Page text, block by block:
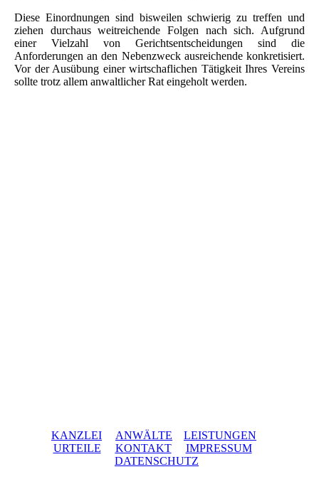
Diese Einordnungen sind bisweilen schwierig zu treffen und
ziehen durchaus weitreichende Folgen nach sich. Aufgrund
einer Vielzahl von Gerichtsentscheidungen sind die
Anforderungen an den Nebenzweck ausreichende konkretisiert.
Vor der Ausübung einer wirtschaflichen Tätigkeit Ihres Vereins
sollte trotz allem anwaltlicher Rat eingeholt werden.
KANZLEI ANWÄLTE
LEISTUNGEN
URTEILE
KONTAKT
IMPRESSUM
DATENSCHUTZ